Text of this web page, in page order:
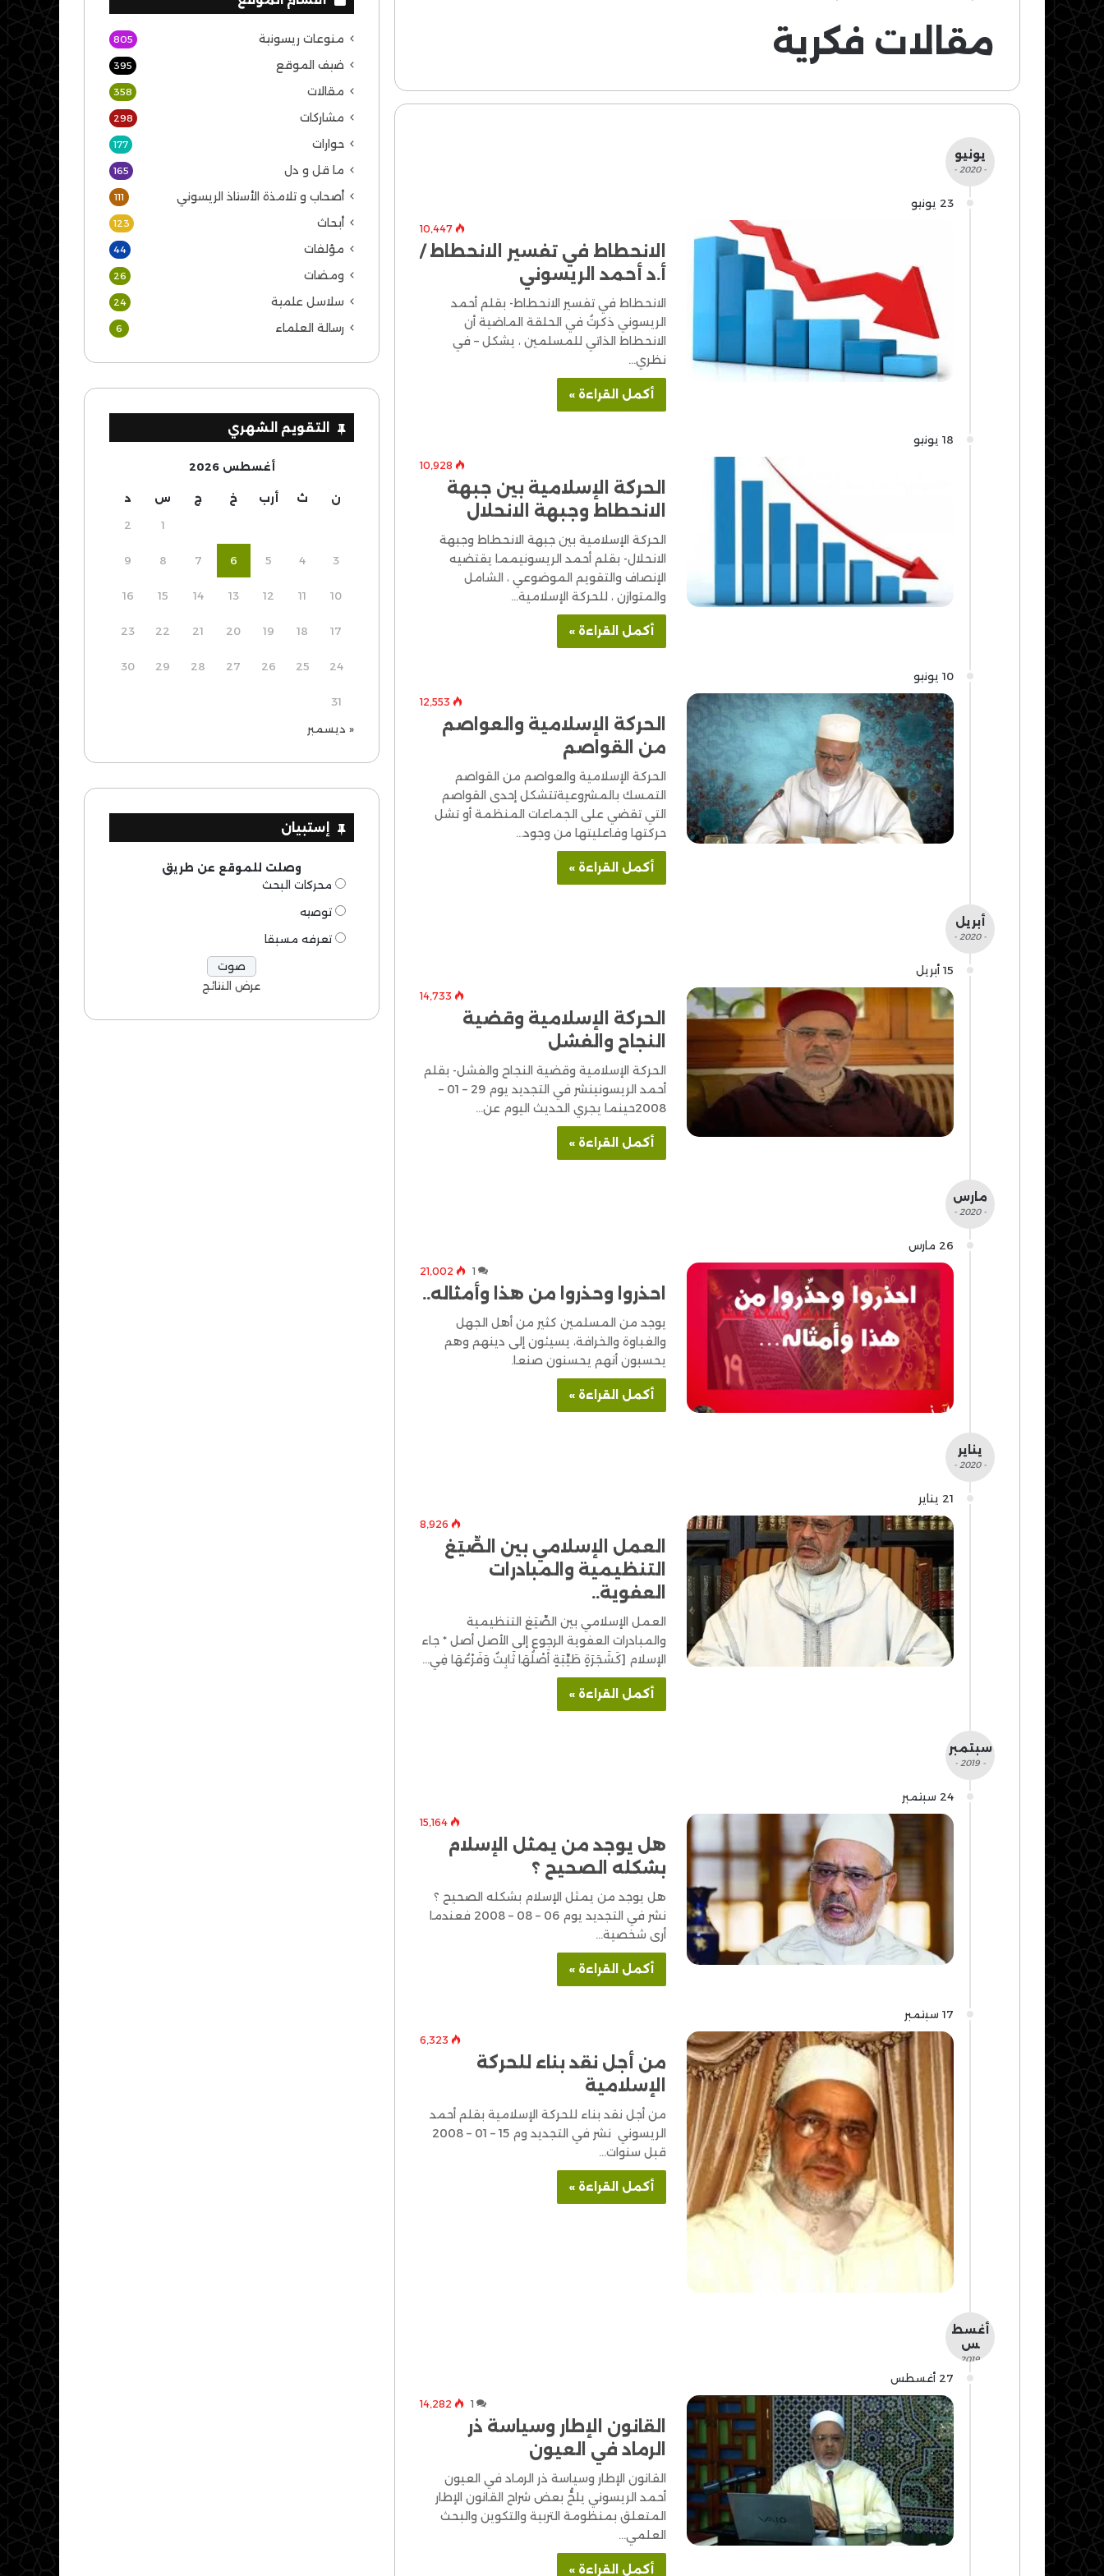
مقالات فكرية
يونيو
- 2020 -
23 يونيو
10٬447
الانحطاط في تفسير الانحطاط /
أ.د أحمد الريسوني
الانحطاط في تفسير الانحطاط- بقلم أحمد
الريسوني ذكرتُ في الحلقة الماضية أن
الانحطاط الذاتي للمسلمين ، يشكل – في
نظري…
أكمل القراءة »
18 يونيو
10٬928
الحركة الإسلامية بين جبهة
الانحطاط وجبهة الانحلال
الحركة الإسلامية بين جبهة الانحطاط وجبهة
الانحلال- بقلم أحمد الريسونيمما يقتضيه
الإنصاف والتقويم الموضوعي ، الشامل
والمتوازن ، للحركة الإسلامية…
أكمل القراءة »
10 يونيو
12٬553
الحركة الإسلامية والعواصم
من القواصم
الحركة الإسلامية والعواصم من القواصم
التمسك بالمشروعيةتتشكل إحدى القواصم
التي تقضي على الجماعات المنظمة أو تشل
حركتها وفاعليتها من وجود…
أكمل القراءة »
أبريل
- 2020 -
15 أبريل
14٬733
الحركة الإسلامية وقضية
النجاح والفشل
الحركة الإسلامية وقضية النجاح والفشل- بقلم
أحمد الريسونينشر في التجديد يوم 29 – 01 –
2008حينما يجري الحديث اليوم عن…
أكمل القراءة »
مارس
- 2020 -
26 مارس
1 21٬002
احذروا وحذروا من هذا وأمثاله..
يوجد من المسلمين كثير من أهل الجهل
والغباوة والخرافة، يسيئون إلى دينهم وهم
يحسبون أنهم يحسنون صنعا.
أكمل القراءة »
يناير
- 2020 -
21 يناير
8٬926
العمل الإسلامي بين الصِّيَغ
التنظيمية والمبادرات
العفوية..
العمل الإسلامي بين الصِّيَغ التنظيمية
والمبادرات العفوية الرجوع إلى الأصل أصل * جاء
الإسلام [كَشَجَرَةٍ طَيِّبَةٍ أَصْلُهَا ثَابِتٌ وَفَرْعُهَا فِي…
أكمل القراءة »
سبتمبر
- 2019 -
24 سبتمبر
15٬164
هل يوجد من يمثل الإسلام
بشكله الصحيح ؟
هل يوجد من يمثل الإسلام بشكله الصحيح ؟
نشر في التجديد يوم 06 – 08 – 2008 فعندما
أرى شخصية…
أكمل القراءة »
17 سبتمبر
6٬323
من أجل نقد بناء للحركة
الإسلامية
من أجل نقد بناء للحركة الإسلامية بقلم أحمد
الريسوني نشر في التجديد وم 15 – 01 – 2008
قبل سنوات…
أكمل القراءة »
أغسط
س
- 2019 -
27 أغسطس
1 14٬282
القانون الإطار وسياسة ذر
الرماد في العيون
القانون الإطار وسياسة ذر الرماد في العيون
أحمد الريسوني يلحُّ بعض شراح القانون الإطار
المتعلق بمنظومة التربية والتكوين والبحث
العلمي…
أكمل القراءة »
منوعات ريسونية 805
ضيف الموقع 395
مقالات 358
مشاركات 298
حوارات 177
ما قل و دل 165
أصحاب و تلامذة الأستاذ الريسوني 111
أبحاث 123
مؤلفات 44
ومضات 26
سلاسل علمية 24
رسالة العلماء 6
التقويم الشهري
أغسطس 2026
ن ث أرب خ ج س د
1
2
3
4
5
6
7
8
9
10
11
12
13
14
15
16
17
18
19
20
21
22
23
24
25
26
27
28
29
30
31
« ديسمبر
إستبيان
وصلت للموقع عن طريق
محركات البحث
توصيه
تعرفه مسبقا
عرض النتائج